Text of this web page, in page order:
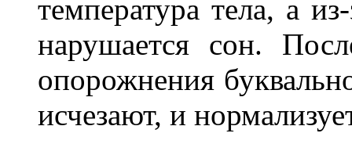
температура тела, а
нарушается сон.
опорожнения
исчезают, и